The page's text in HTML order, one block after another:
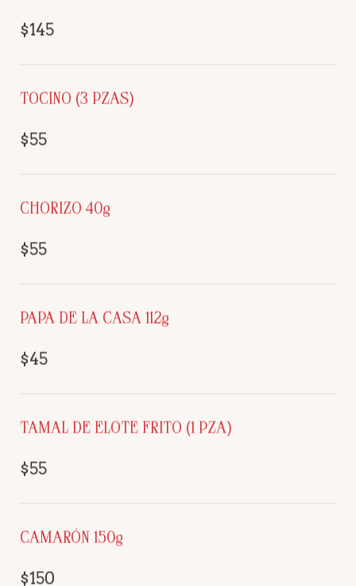
$145
TOCINO (3 PZAS)
$55
CHORIZO 40g
$55
PAPA DE LA CASA 112g
$45
TAMAL DE ELOTE FRITO (1 PZA)
$55
CAMARÓN 150g
$150